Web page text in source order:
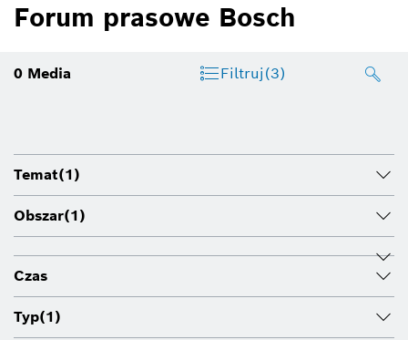
Forum prasowe Bosch
0 Media Filtruj(3)
Temat(1)
Obszar(1)
Czas
Typ(1)